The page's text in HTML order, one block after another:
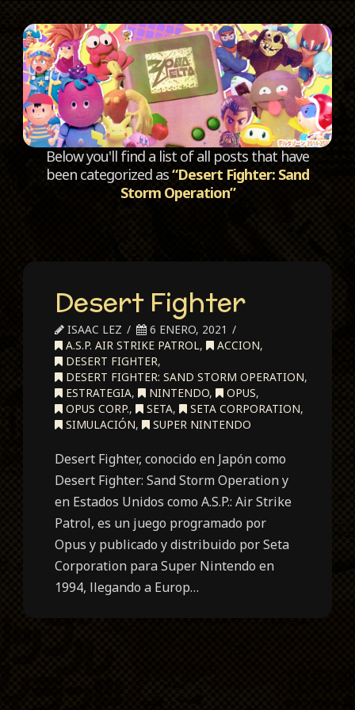
Below you'll find a list of all posts that have
been categorized as“Desert Fighter: Sand
Storm Operation”
Desert Fighter
ISAAC LEZ
6 ENERO, 2021
A.S.P. AIR STRIKE PATROL, ACCION,
DESERT FIGHTER,
DESERT FIGHTER: SAND STORM OPERATION,
ESTRATEGIA, NINTENDO, OPUS,
OPUS CORP., SETA, SETA CORPORATION,
SIMULACIÓN, SUPER NINTENDO
Desert Fighter, conocido en Japón como
Desert Fighter: Sand Storm Operation y
en Estados Unidos como A.S.P.: Air Strike
Patrol, es un juego programado por
Opus y publicado y distribuido por Seta
Corporation para Super Nintendo en
1994, llegando a Europ…